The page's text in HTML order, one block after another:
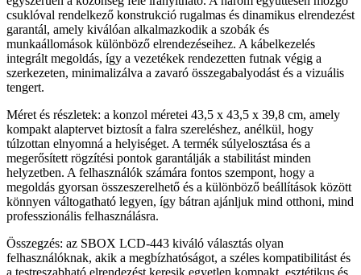
csuklóval rendelkező konstrukció rugalmas és dinamikus elrendezést
garantál, amely kiválóan alkalmazkodik a szobák és
munkaállomások különböző elrendezéseihez. A kábelkezelés
integrált megoldás, így a vezetékek rendezetten futnak végig a
szerkezeten, minimalizálva a zavaró összegabalyodást és a vizuális
tengert.
Méret és részletek: a konzol méretei 43,5 x 43,5 x 39,8 cm, amely
kompakt alaptervet biztosít a falra szereléshez, anélkül, hogy
túlzottan elnyomná a helyiséget. A termék súlyelosztása és a
megerősített rögzítési pontok garantálják a stabilitást minden
helyzetben. A felhasználók számára fontos szempont, hogy a
megoldás gyorsan összeszerelhető és a különböző beállítások között
könnyen váltogatható legyen, így bátran ajánljuk mind otthoni, mind
professzionális felhasználásra.
Összegzés: az SBOX LCD-443 kiváló választás olyan
felhasználóknak, akik a megbízhatóságot, a széles kompatibilitást és
a testreszabható elrendezést keresik egyetlen kompakt, esztétikus és